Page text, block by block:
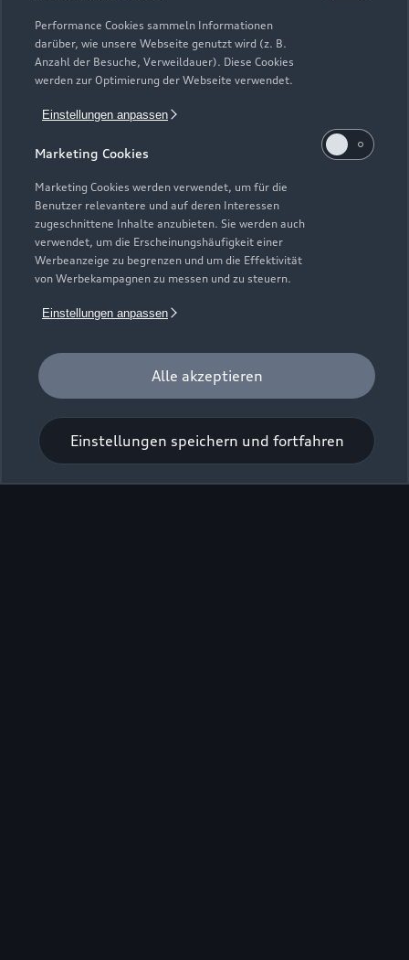
Performance Cookies sammeln Informationen
darüber, wie unsere Webseite genutzt wird (z. B.
Anzahl der Besuche, Verweildauer). Diese Cookies
werden zur Optimierung der Webseite verwendet.
Einstellungen anpassen
Marketing Cookies
Marketing Cookies werden verwendet, um für die
Benutzer relevantere und auf deren Interessen
zugeschnittene Inhalte anzubieten. Sie werden auch
verwendet, um die Erscheinungshäufigkeit einer
Werbeanzeige zu begrenzen und um die Effektivität
von Werbekampagnen zu messen und zu steuern.
Einstellungen anpassen
Alle akzeptieren
Einstellungen speichern und fortfahren
Zur Inspektion